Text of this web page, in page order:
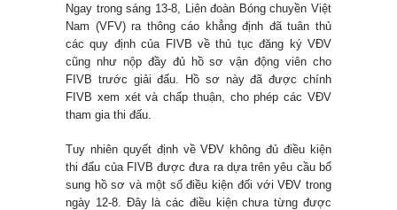
Ngay trong sáng 13-8, Liên đoàn Bóng chuyền Việt
Nam (VFV) ra thông cáo khẳng định đã tuân thủ
các quy định của FIVB về thủ tục đăng ký VĐV
cũng như nộp đầy đủ hồ sơ vận động viên cho
FIVB trước giải đấu. Hồ sơ này đã được chính
FIVB xem xét và chấp thuận, cho phép các VĐV
tham gia thi đấu.
Tuy nhiên quyết định về VĐV không đủ điều kiện
thi đấu của FIVB được đưa ra dựa trên yêu cầu bổ
sung hồ sơ và một số điều kiện đối với VĐV trong
ngày 12-8. Đây là các điều kiện chưa từng được